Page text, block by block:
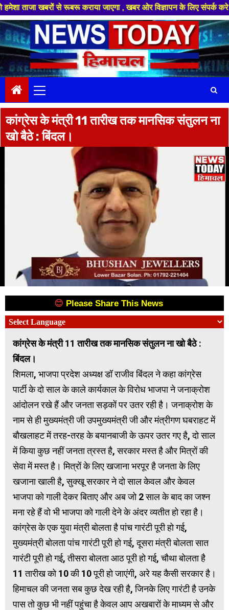
से रूबरू कराया जाएगा , खबर ओर विज्ञापन के लिए संपर्क करे +91
Skip
to
content
Menu
कांग्रेस के मंत्री 11 तारीख तक मानसिक संतुलन ना
खो बैठे : बिंदल।
😊 Please Share This News
कांग्रेस के मंत्री 11 तारीख तक मानसिक संतुलन ना खो बैठे :
बिंदल।
शिमला, भाजपा प्रदेश अध्यक्ष डॉ राजीव बिंदल ने कहा कांग्रेस
पार्टी के दो साल के काले कार्यकाल के विरोध भाजपा ने जनाक्रोश
आंदोलन रखे हैं और जनता सड़कों पर उतर रही है। जनाक्रोश के
नाम से ही मुख्यमंत्री जी उपमुख्यमंत्री जी और मंत्रीगण घबराहट में
बौखलाहट में तरह-तरह के बयानबाजी के ऊपर उतर गए है, दो साल
में किया कुछ नहीं जनता त्रस्त है, सरकार मस्त है और मित्रों की
सेवा में मस्त है। मित्रों के लिए खजाना भरपूर है जनता के लिए
खजाना खाली है, सुक्खू सरकार ने दो साल केवल और केवल
भाजपा को गाली देकर बिताए और अब जो 2 साल के बाद का जश्न
मना रहे हैं वो भी भाजपा को गाली देने के अंदर व्यतीत हो रहा है।
कांग्रेस के एक युवा मंत्री बोलता है पांच गारंटी पूरी हो गई,
मुख्यमंत्री बोलता पांच गारंटी पूरी हो गई, दूसरा मंत्री बोलता सात
गारंटी पूरी हो गई, तीसरा बोलता आठ पूरी हो गई, चौथा बोलता है
11 तारीख को 10 की 10 पूरी हो जाएंगी, अरे यह कैसी सरकार है।
हिमाचल की जनता सब कुछ देख रही है, जिनके लिए गारंटी है उनके
पास तो कुछ भी नहीं पहुंचा है केवल आप अखबारों के माध्यम से और